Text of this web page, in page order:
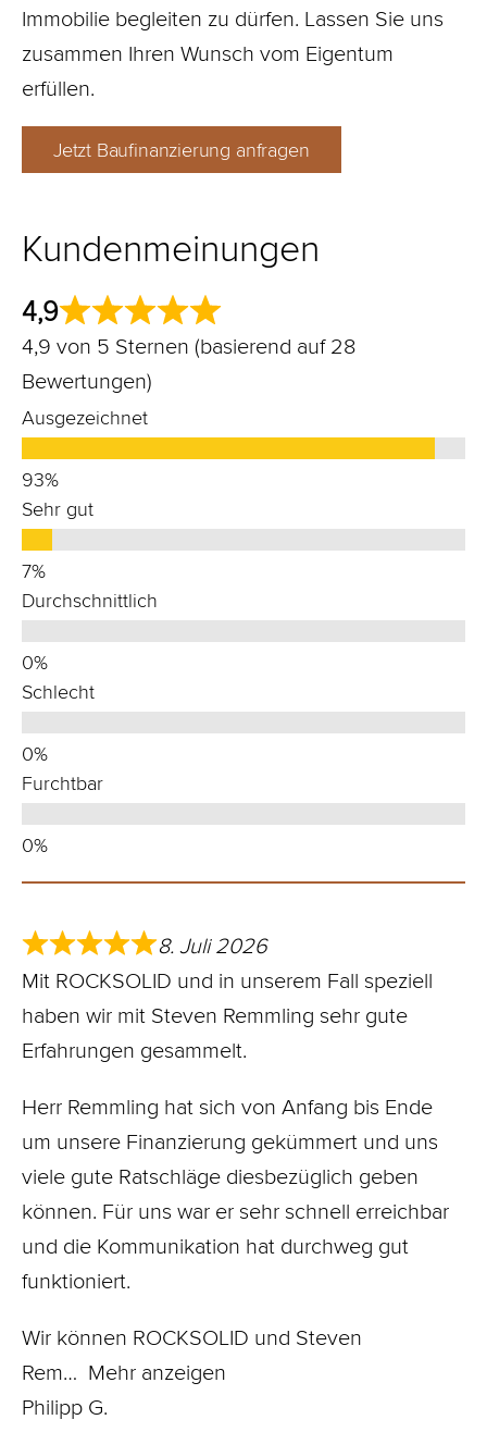
Immobilie begleiten zu dürfen. Lassen Sie uns
zusammen Ihren Wunsch vom Eigentum
erfüllen.
Jetzt Baufinanzierung anfragen
Kundenmeinungen
4,9
4,9 von 5 Sternen (basierend auf 28
Bewertungen)
Ausgezeichnet
Sehr gut
Durchschnittlich
Schlecht
Furchtbar
8. Juli 2026
Mit ROCKSOLID und in unserem Fall speziell
haben wir mit Steven Remmling sehr gute
Erfahrungen gesammelt.
Herr Remmling hat sich von Anfang bis Ende
um unsere Finanzierung gekümmert und uns
viele gute Ratschläge diesbezüglich geben
können. Für uns war er sehr schnell erreichbar
und die Kommunikation hat durchweg gut
funktioniert.
Wir können ROCKSOLID und Steven
Rem
Mehr anzeigen
Philipp G.